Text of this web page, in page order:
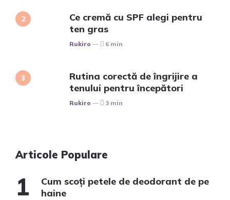
Ce cremă cu SPF alegi pentru
ten gras
Posted
Rukiro 6 min
Rutina corectă de îngrijire a
tenului pentru începători
Posted
Rukiro 3 min
Articole Populare
Cum scoți petele de deodorant de pe
haine